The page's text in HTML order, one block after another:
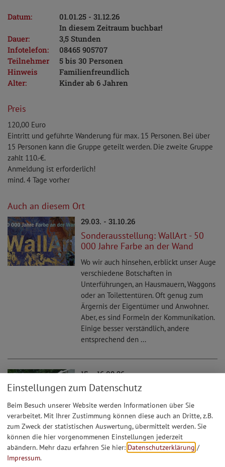
Datum:
01.01.25 - 31.12.26
In diesem Zeitraum buchbar!
Dauer:
3,5 Stunden
Infotelefon:
08465 905707
Teilnehmer
5 bis 30 Personen
Hinweis
Familienfreundlich
Alter:
Kinder ab 6 Jahren
Preis
120,00 Euro
Eintritt und geführte Wanderung für max. 15 Personen. Bei über
15 Personen kann die Gruppe geteilt werden. Die zweite Gruppe
zahlt 110.-€.
Anmeldung ist erforderlich!
mind. 4 Tage vorher
Auch an diesem Ort
29.03. - 31.10.26
Sonderausstellung: WallArt - 50
000 Jahre Farbe an der Wand
Wo wir auch hinsehen, erblickt unser Auge
verschiedene Botschaften in
Unterführungen, an Hausmauern, Waggons
oder an Toilettentüren. Oft genug zum
Ärgernis der Eigentümer und Anwohner.
Aber, es sind Formeln der Kommunikation.
Einige besser verständlich, andere
entsprechend den ...
15. - 16.08.26
+++ausgebucht+++Römer auf Zeit -
Für Familien und Gruppen gibt es eine
aufregende Möglichkeit das Leben der
Römerzeit aktiv kennen zu lernen: Römer
auf Zeit im Naturpark Altmühltal! Schlafen
Einstellungen zum Datenschutz
Beim Besuch unserer Website werden Informationen über Sie
verarbeitet. Mit Ihrer Zustimmung können diese auch an Dritte, z.B.
zum Zweck der statistischen Auswertung, übermittelt werden. Sie
können die hier vorgenommenen Einstellungen jederzeit
abändern. Mehr dazu erfahren Sie hier: Datenschutzerklärung /
Impressum.